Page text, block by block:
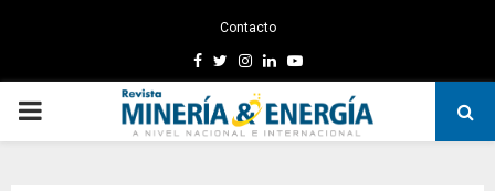
Contacto
Facebook
TwitterInstagram
LinkedinYoutube
PRIMARY